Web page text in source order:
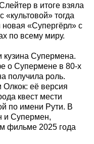
в итоге взяла
тогда
новая «Супергёрл» с
по всему миру.
кузина Супермена.
о Супермене в 80-х
получила роль.
её версия
квест мести
по имени Рути. В
и Супермен,
фильме 2025 года